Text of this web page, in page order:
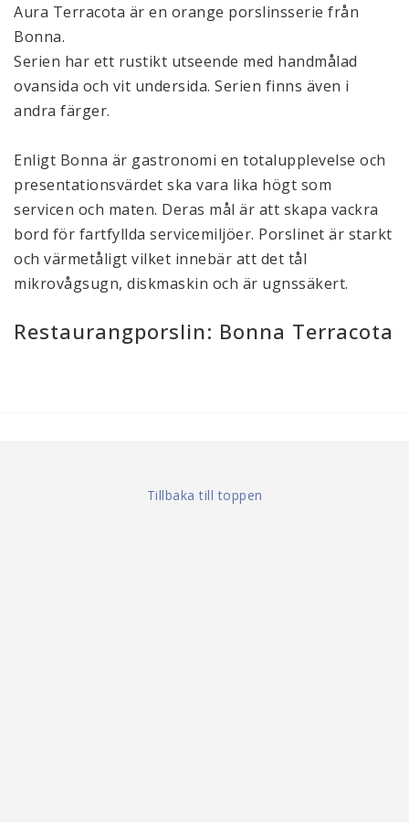
Aura Terracota är en orange porslinsserie från
Bonna.
Serien har ett rustikt utseende med handmålad
ovansida och vit undersida. Serien finns även i
andra färger.
Enligt Bonna är gastronomi en totalupplevelse och
presentationsvärdet ska vara lika högt som
servicen och maten. Deras mål är att skapa vackra
bord för fartfyllda servicemiljöer. Porslinet är starkt
och värmetåligt vilket innebär att det tål
mikrovågsugn, diskmaskin och är ugnssäkert.
Restaurangporslin: Bonna Terracota
Tillbaka till toppen